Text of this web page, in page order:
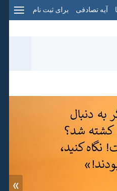
آیه تصادفی برای ثبت نام
»